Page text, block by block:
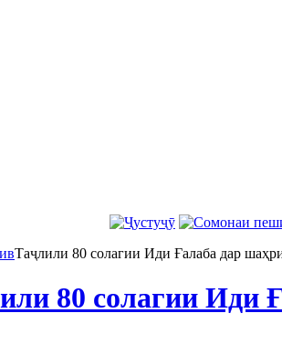
Таҷлили 80 солагии Иди Ғалаба дар
80 солагии Иди